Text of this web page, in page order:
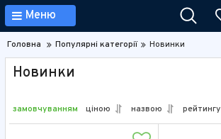
Меню
Головна Популярні категорії Новинки
Новинки
замовчуванням ціною назвою рейтингу